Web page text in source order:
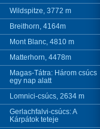
Wildspitze, 3772 m
Breithorn, 4164m
Mont Blanc, 4810 m
Matterhorn, 4478m
Magas-Tátra: Három csúcs
egy nap alatt
Lomnici-csúcs, 2634 m
Gerlachfalvi-csúcs: A
Kárpátok teteje